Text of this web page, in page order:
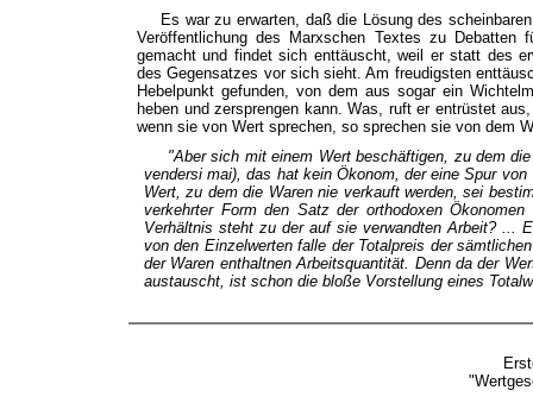
Es war zu erwarten, daß die Lösung des
Veröffentlichung des Marxschen Textes zu
gemacht und findet sich enttäuscht, weil er statt des
des Gegensatzes vor sich sieht. Am freudigsten
Hebelpunkt gefunden, von dem aus sogar ein
heben und zersprengen kann. Was, ruft er entrüstet
wenn sie von Wert sprechen, so sprechen sie von dem
"Aber sich mit einem Wert beschäftigen, zu dem
vendersi mai), das hat kein Ökonom, der eine Spur
Wert, zu dem die Warennie verkauft werden, sei
verkehrter Form den Satz der orthodoxen
Verhältnis steht zu der auf sie verwandten Arbeit? ...
von den Einzelwerten falle der Totalpreis der
der Waren enthaltnen Arbeitsquantität. Denn da der
austauscht, ist schon die bloße Vorstellung eines